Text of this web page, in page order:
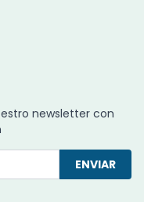
newsletter con
ENVIAR